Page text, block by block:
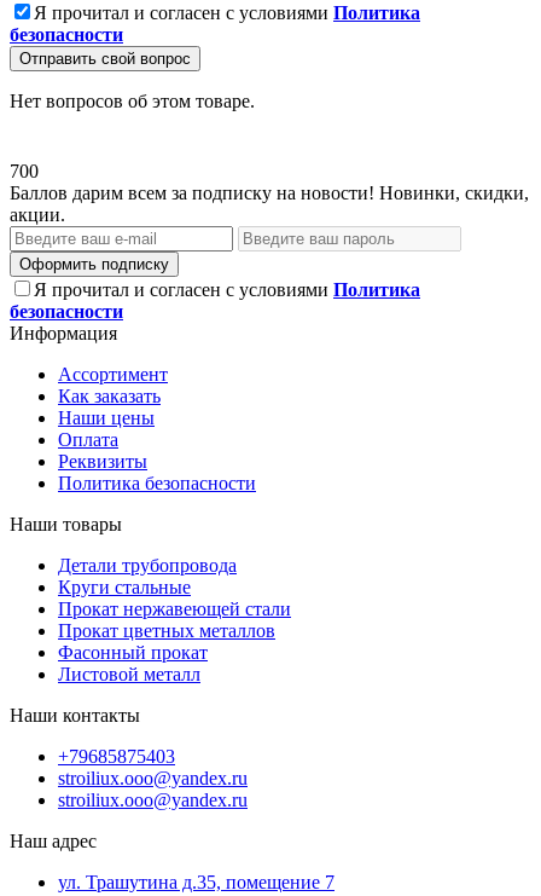
Я прочитал и согласен с условиями Политика
безопасности
Отправить свой вопрос
Нет вопросов об этом товаре.
700
Баллов дарим всем за подписку на новости! Новинки, скидки,
акции.
Оформить подписку
Я прочитал и согласен с условиями Политика
безопасности
Информация
Ассортимент
Как заказать
Наши цены
Оплата
Реквизиты
Политика безопасности
Наши товары
Детали трубопровода
Круги стальные
Прокат нержавеющей стали
Прокат цветных металлов
Фасонный прокат
Листовой металл
Наши контакты
+79685875403
stroiliux.ooo@yandex.ru
stroiliux.ooo@yandex.ru
Наш адрес
ул. Трашутина д.35, помещение 7